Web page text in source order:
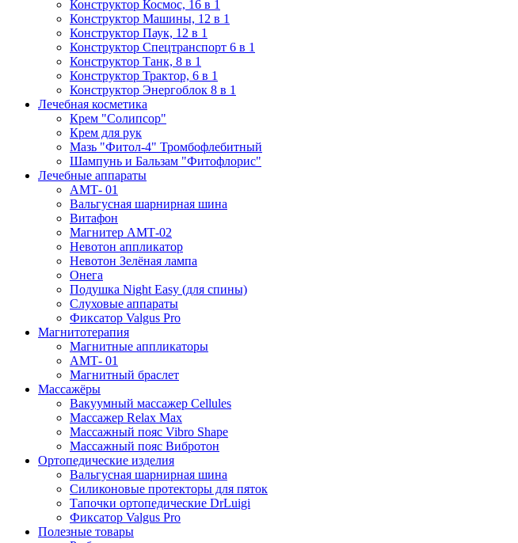
Конструктор Космос, 16 в 1
Конструктор Машины, 12 в 1
Конструктор Паук, 12 в 1
Конструктор Спецтранспорт 6 в 1
Конструктор Танк, 8 в 1
Конструктор Трактор, 6 в 1
Конструктор Энергоблок 8 в 1
Лечебная косметика
Крем "Солипсор"
Крем для рук
Мазь "Фитол-4" Тромбофлебитный
Шампунь и Бальзам "Фитофлорис"
Лечебные аппараты
АМТ- 01
Вальгусная шарнирная шина
Витафон
Магнитер АМТ-02
Невотон аппликатор
Невотон Зелёная лампа
Онега
Подушка Night Easy (для спины)
Слуховые аппараты
Фиксатор Valgus Pro
Магнитотерапия
Магнитные аппликаторы
АМТ- 01
Магнитный браслет
Массажёры
Вакуумный массажер Cellules
Массажер Relax Max
Массажный пояс Vibro Shape
Массажный пояс Вибротон
Ортопедические изделия
Вальгусная шарнирная шина
Силиконовые протекторы для пяток
Тапочки ортопедические DrLuigi
Фиксатор Valgus Pro
Полезные товары